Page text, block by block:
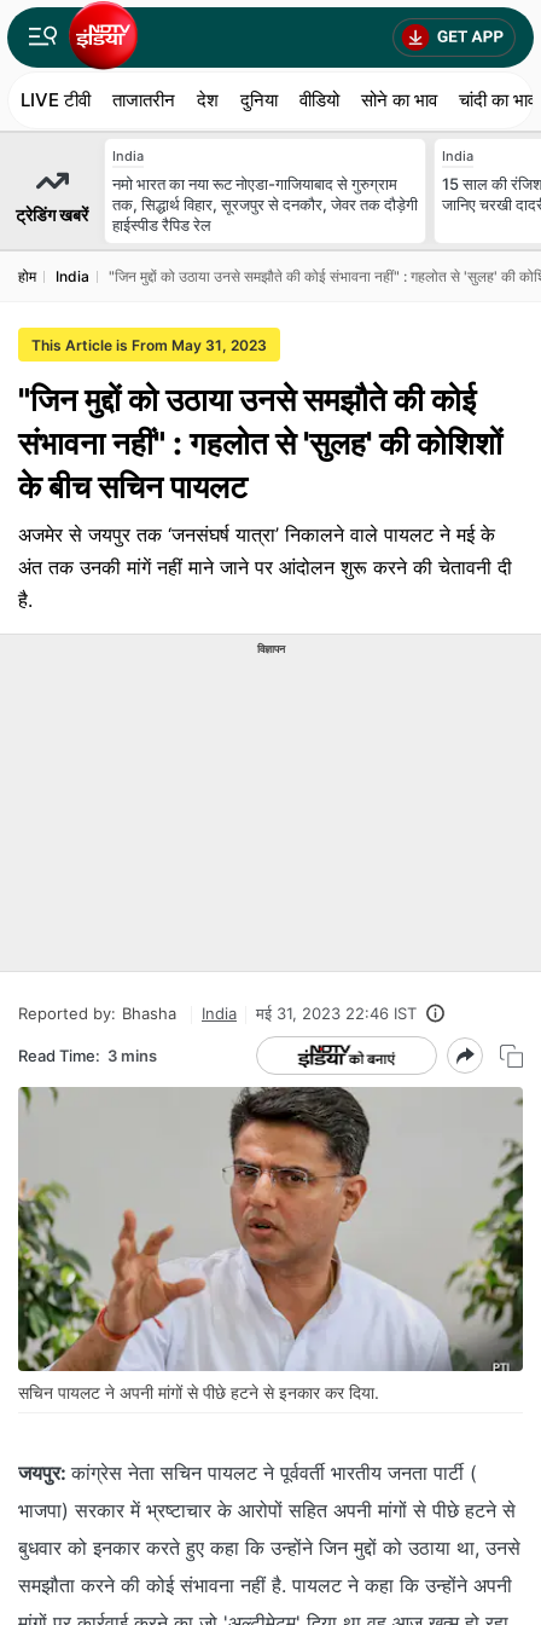
LIVE टीवी ताजातरीन देश दुनिया वीडियो सोने का भाव चांदी का भाव
ट्रेडिंग खबरें
India
नमो भारत का नया रूट नोएडा-गाजियाबाद से गुरुग्राम
तक, सिद्धार्थ विहार, सूरजपुर से दनकौर, जेवर तक दौड़ेगी
हाईस्पीड रैपिड रेल
India
15 साल की
जानिए चरखी
होम India "जिन मुद्दों को उठाया उनसे समझौते की कोई संभावना नहीं" : गहलोत से 'सुलह' की
This Article is From May 31, 2023
"जिन मुद्दों को उठाया उनसे समझौते की कोई
संभावना नहीं" : गहलोत से 'सुलह' की कोशिशों
के बीच सचिन पायलट
अजमेर से जयपुर तक ‘जनसंघर्ष यात्रा’ निकालने वाले पायलट ने मई के
अंत तक उनकी मांगें नहीं माने जाने पर आंदोलन शुरू करने की चेतावनी दी
है.
विज्ञापन
Reported by: Bhasha India मई 31, 2023 22:46 IST
Read Time: 3 mins
सचिन पायलट ने अपनी मांगों से पीछे हटने से इनकार कर दिया.
जयपुर: कांग्रेस नेता सचिन पायलट ने पूर्ववर्ती भारतीय जनता पार्टी (
भाजपा) सरकार में भ्रष्टाचार के आरोपों सहित अपनी मांगों से पीछे हटने से
बुधवार को इनकार करते हुए कहा कि उन्होंने जिन मुद्दों को उठाया था, उनसे
समझौता करने की कोई संभावना नहीं है. पायलट ने कहा कि उन्होंने अपनी